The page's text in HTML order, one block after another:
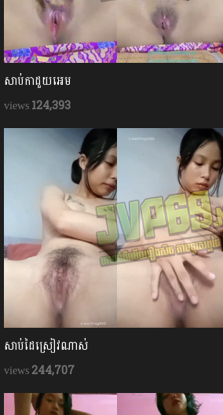
សាប់កាដួយអេម
124,393
សាប់ដៃស្រៀវណាស់
244,707